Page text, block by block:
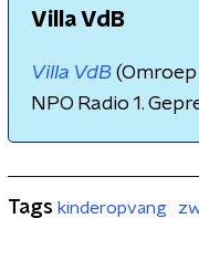
Villa VdB
Villa VdB
NPO Radio 1.
Tags kinderopvang